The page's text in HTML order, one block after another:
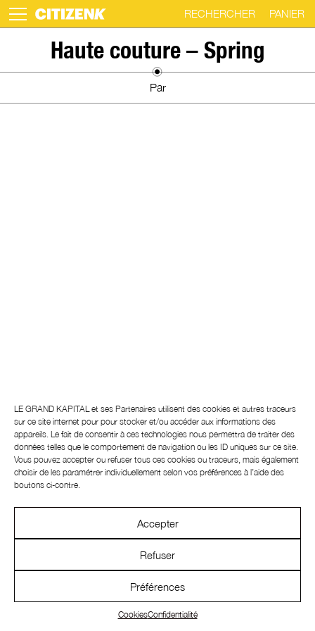
LE GRAND KAPITAL et ses Partenaires utilisent des cookies et autres traceurs
sur ce site internet pour pour stocker et/ou accéder aux informations des
appareils. Le fait de consentir à ces technologies nous permettra de traiter des
données telles que le comportement de navigation ou les ID uniques sur ce site.
Vous pouvez accepter ou refuser tous ces cookies ou traceurs, mais également
choisir de les paramétrer individuellement selon vos préférences à l’aide des
boutons ci-contre.
Accepter
Refuser
Préférences
CookiesConfidentialité
RECHERCHER PANIER
GALERIE
Haute couture – Spring
Par
l’article
CONTACT